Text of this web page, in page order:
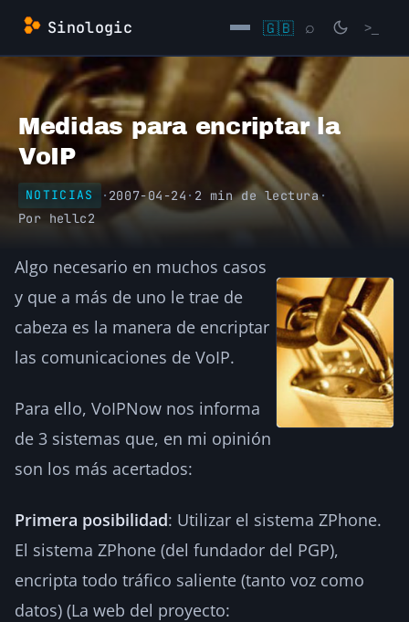
Saltar
contenido
Sinologic 🇬🇧 ⌕ >_
Medidas para encriptar la
VoIP
NOTICIAS · 2007-04-24 · 2 min de lectura·
Por hellc2
Algo necesario en muchos casos
y que a más de uno le trae de
cabeza es la manera de encriptar
las comunicaciones de VoIP.
Para ello, VoIPNow nos informa
de 3 sistemas que, en mi opinión
son los más acertados:
Primera posibilidad: Utilizar el sistema ZPhone.
El sistema ZPhone (del fundador del PGP),
encripta todo tráfico saliente (tanto voz como
datos) (La web del proyecto: